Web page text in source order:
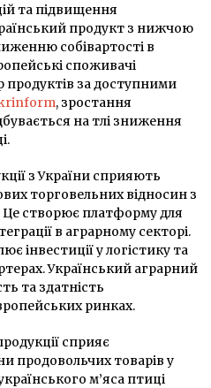
та підвищення
продукт з нижчою
собівартості в
споживачі
за доступними
, зростання
на тлі зниження
з України сприяють
торговельних відносин з
створює платформу для
в аграрному секторі.
інвестиції у логістику та
Український аграрний
та здатність
ринках.
сприяє
продовольчих товарів у
м’яса птиці